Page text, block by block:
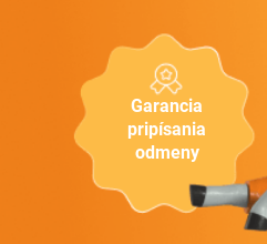
Garancia
pripísania
odmeny